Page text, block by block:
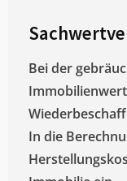
Bei der
In die